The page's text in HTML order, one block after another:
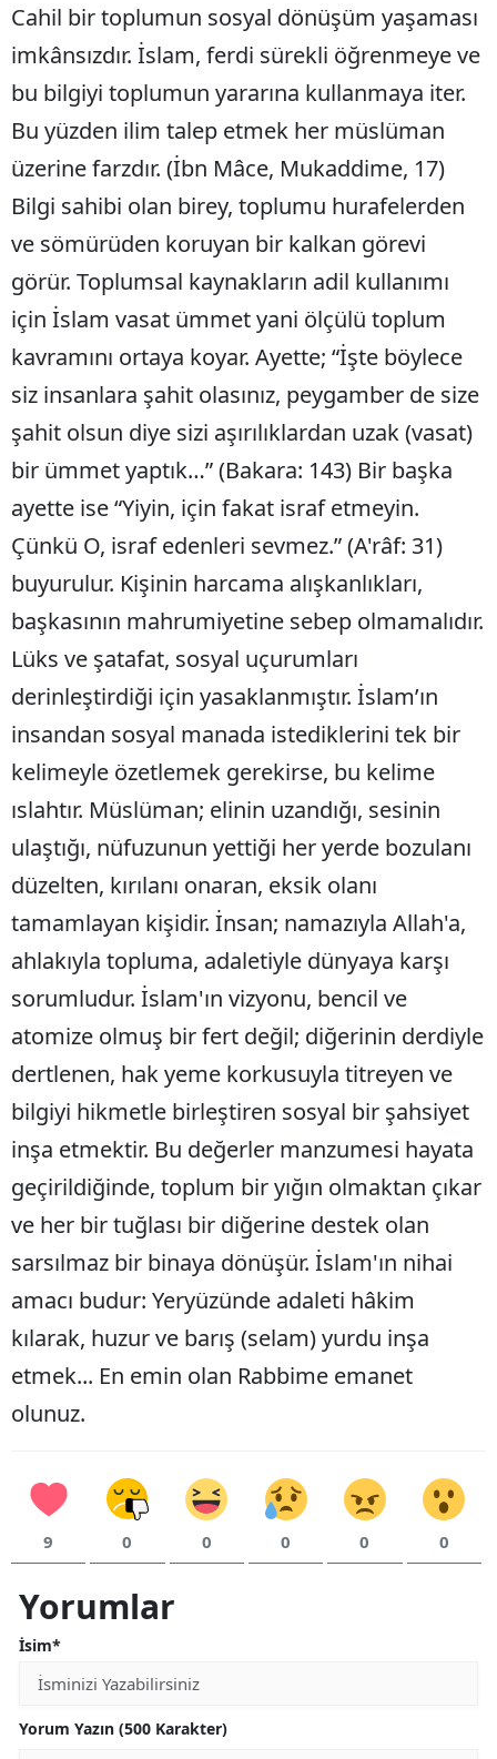
Cahil bir toplumun sosyal dönüşüm yaşaması
imkânsızdır. İslam, ferdi sürekli öğrenmeye ve
bu bilgiyi toplumun yararına kullanmaya iter.
Bu yüzden ilim talep etmek her müslüman
üzerine farzdır. (İbn Mâce, Mukaddime, 17)
Bilgi sahibi olan birey, toplumu hurafelerden
ve sömürüden koruyan bir kalkan görevi
görür. Toplumsal kaynakların adil kullanımı
için İslam vasat ümmet yani ölçülü toplum
kavramını ortaya koyar. Ayette; “İşte böylece
siz insanlara şahit olasınız, peygamber de size
şahit olsun diye sizi aşırılıklardan uzak (vasat)
bir ümmet yaptık…” (Bakara: 143) Bir başka
ayette ise “Yiyin, için fakat israf etmeyin.
Çünkü O, israf edenleri sevmez.” (A'râf: 31)
buyurulur. Kişinin harcama alışkanlıkları,
başkasının mahrumiyetine sebep olmamalıdır.
Lüks ve şatafat, sosyal uçurumları
derinleştirdiği için yasaklanmıştır. İslam’ın
insandan sosyal manada istediklerini tek bir
kelimeyle özetlemek gerekirse, bu kelime
ıslahtır. Müslüman; elinin uzandığı, sesinin
ulaştığı, nüfuzunun yettiği her yerde bozulanı
düzelten, kırılanı onaran, eksik olanı
tamamlayan kişidir. İnsan; namazıyla Allah'a,
ahlakıyla topluma, adaletiyle dünyaya karşı
sorumludur. İslam'ın vizyonu, bencil ve
atomize olmuş bir fert değil; diğerinin derdiyle
dertlenen, hak yeme korkusuyla titreyen ve
bilgiyi hikmetle birleştiren sosyal bir şahsiyet
inşa etmektir. Bu değerler manzumesi hayata
geçirildiğinde, toplum bir yığın olmaktan çıkar
ve her bir tuğlası bir diğerine destek olan
sarsılmaz bir binaya dönüşür. İslam'ın nihai
amacı budur: Yeryüzünde adaleti hâkim
kılarak, huzur ve barış (selam) yurdu inşa
etmek... En emin olan Rabbime emanet
olunuz.
9 0 0 0 0 0
Yorumlar
İsim*
Yorum Yazın (500 Karakter)